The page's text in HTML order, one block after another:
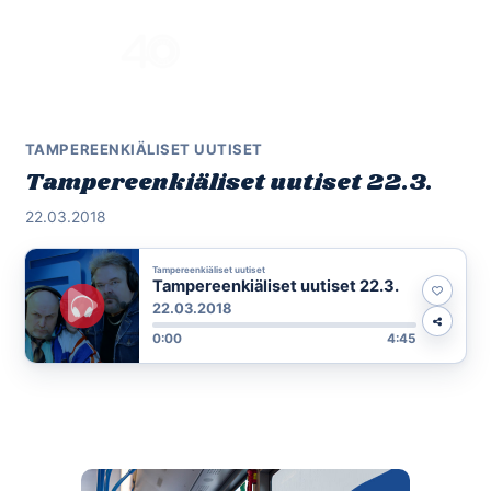
TAMPEREENKIÄLISET UUTISET
Tampereenkiäliset uutiset 22.3.
22.03.2018
Tampereenkiäliset uutiset
Tampereenkiäliset uutiset 22.3.
22.03.2018
0:00 4:45